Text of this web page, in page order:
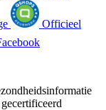
Officieel